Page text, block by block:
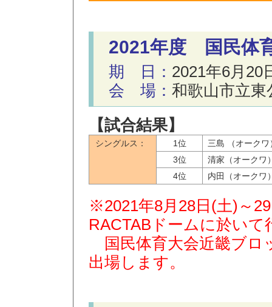
2021年度 国民体
期 日： 2021年6月20
会 場： 和歌山市立東
【試合結果】
シングルス： 1位
三島 （オークワ
3位
清家（オークワ
4位
内田（オークワ
※2021年8月28日(土)～
RACTABドームに於いて
国民体育大会近畿ブロ
出場します。